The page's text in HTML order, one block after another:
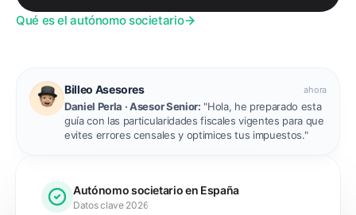
Qué es el autónomo societario
Billeo Asesores ahora
Daniel Perla · Asesor Senior: "Hola, he preparado esta
guía con las particularidades fiscales vigentes para que
evites errores censales y optimices tus impuestos."
Autónomo societario en España
Datos clave 2026